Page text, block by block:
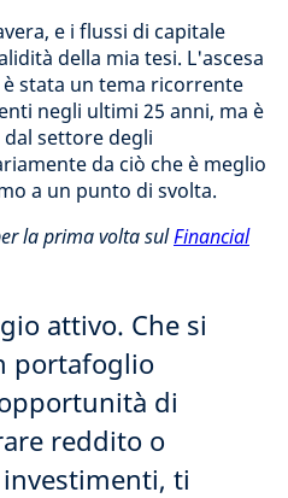
e i flussi di capitale
della mia tesi. L'ascesa
stata un tema ricorrente
negli ultimi 25 anni, ma è
settore degli
da ciò che è meglio
a un punto di svolta.
la prima volta sulFinancial
attivo. Che si
portafoglio
di
reddito o
ti